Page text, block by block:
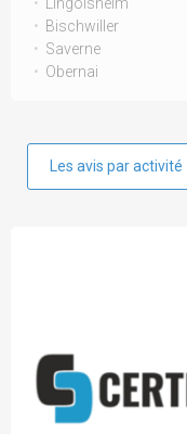
Bischwiller
Saverne
Obernai
Les avis par activité